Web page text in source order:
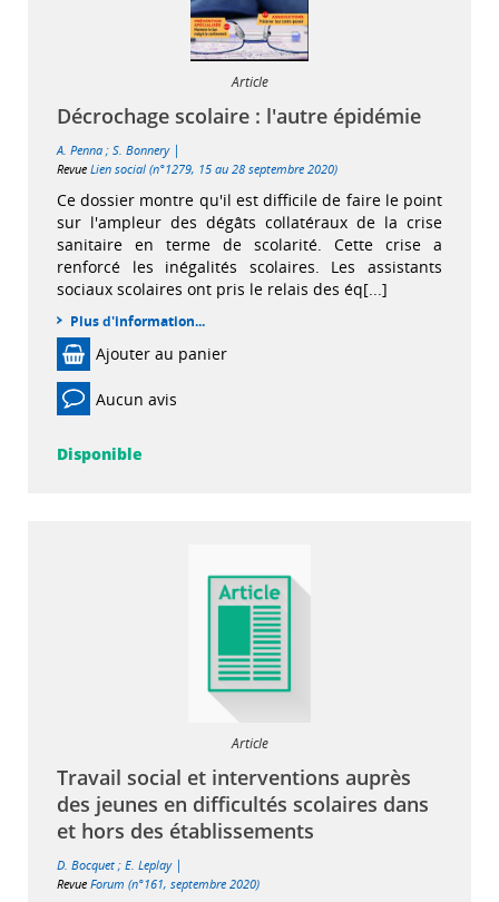
Article
Décrochage scolaire : l'autre épidémie
A. Penna ; S. Bonnery |
Revue Lien social (n°1279, 15 au 28 septembre 2020)
Ce dossier montre qu'il est difficile de faire le point
sur l'ampleur des dégâts collatéraux de la crise
sanitaire en terme de scolarité. Cette crise a
renforcé les inégalités scolaires. Les assistants
sociaux scolaires ont pris le relais des éq[...]
Plus d'information...
Ajouter au panier
Aucun avis
Disponible
Article
Travail social et interventions auprès
des jeunes en difficultés scolaires dans
et hors des établissements
D. Bocquet ; E. Leplay |
Revue Forum (n°161, septembre 2020)